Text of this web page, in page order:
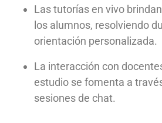
Las tutorías en vivo
los alumnos, resolviendo
orientación personalizada.
La interacción con
estudio se fomenta a
sesiones de chat.